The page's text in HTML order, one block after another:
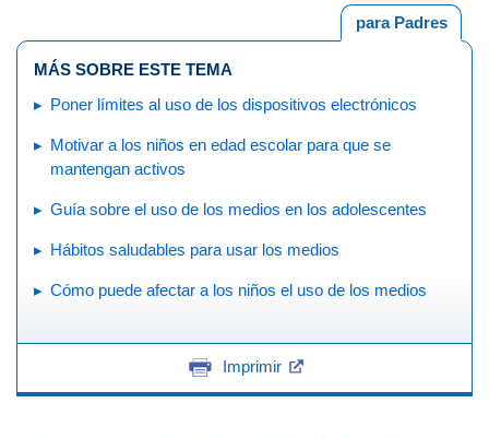
para Padres
MÁS SOBRE ESTE TEMA
Poner límites al uso de los dispositivos electrónicos
Motivar a los niños en edad escolar para que se
mantengan activos
Guía sobre el uso de los medios en los adolescentes
Hábitos saludables para usar los medios
Cómo puede afectar a los niños el uso de los medios
Imprimir